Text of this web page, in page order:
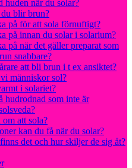
huden när du solar?
blir brun?
på för att sola förnuftigt?
på innan du solar i solarium?
på när det gäller preparat som
snabbare?
att bli brun i t ex ansiktet?
människor sol?
i solariet?
hudrodnad som inte är
att sola?
kan du få när du solar?
det och hur skiljer de sig åt?